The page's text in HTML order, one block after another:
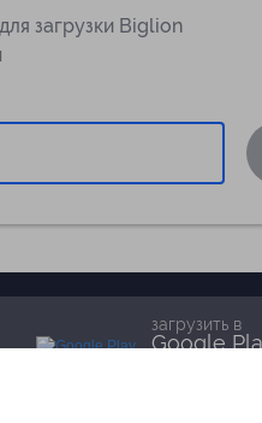
загрузки Biglion
загрузить в
Google